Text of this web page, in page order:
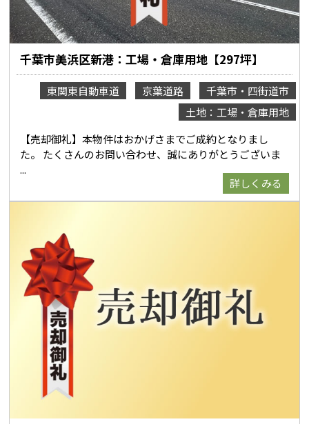
千葉市美浜区新港：工場・倉庫用地【297坪】
東関東自動車道 京葉道路
千葉市・四街道市
土地：工場・倉庫用地
【売却御礼】本物件はおかげさまでご成約となりまし
た。 たくさんのお問い合わせ、誠にありがとうございま
詳しくみる